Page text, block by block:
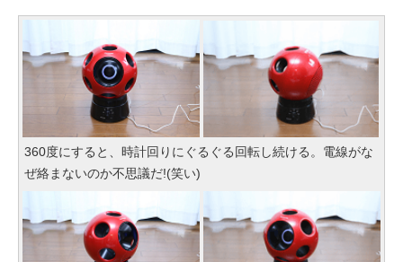
360度にすると、時計回りにぐるぐる回転し続ける。電線がな
ぜ絡まないのか不思議だ!(笑い)